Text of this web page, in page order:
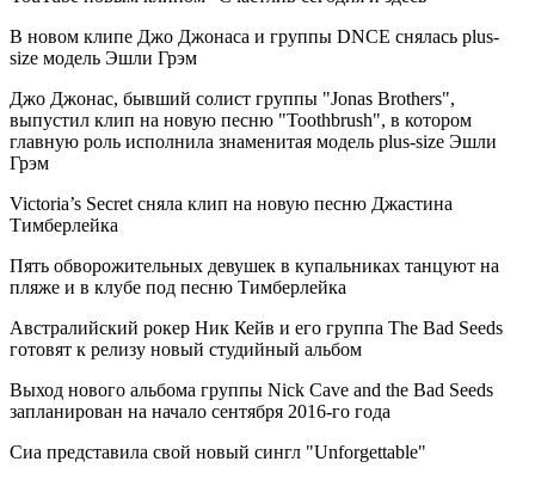
В новом клипе Джо Джонаса и группы DNCE снялась plus-
size модель Эшли Грэм
Джо Джонас, бывший солист группы "Jonas Brothers",
выпустил клип на новую песню "Toothbrush", в котором
главную роль исполнила знаменитая модель plus-size Эшли
Грэм
Victoria’s Secret сняла клип на новую песню Джастина
Тимберлейка
Пять обворожительных девушек в купальниках танцуют на
пляже и в клубе под песню Тимберлейка
Австралийский рокер Ник Кейв и его группа The Bad Seeds
готовят к релизу новый студийный альбом
Выход нового альбома группы Nick Cave and the Bad Seeds
запланирован на начало сентября 2016-го года
Сиа представила свой новый сингл "Unforgettable"